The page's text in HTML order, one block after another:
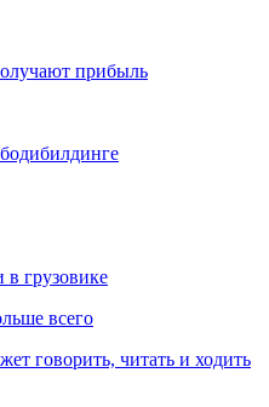
прибыль
в грузовике
всего
говорить, читать и ходить